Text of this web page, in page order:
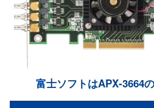
富士ソフトはAPX-3664